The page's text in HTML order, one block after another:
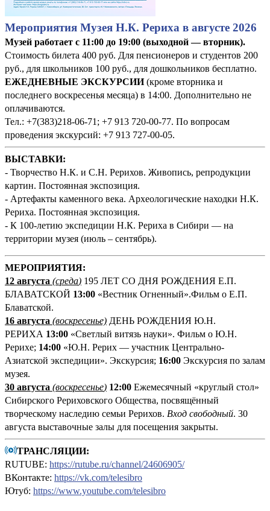
Мероприятия Музея Н.К. Рериха в августе 2026
Музей работает с 11:00 до 19:00 (выходной — вторник).
Стоимость билета 400 руб. Для пенсионеров и студентов 200
руб., для школьников 100 руб., для дошкольников бесплатно.
ЕЖЕДНЕВНЫЕ ЭКСКУРСИИ(кроме вторника и
последнего воскресенья месяца) в 14:00. Дополнительно не
оплачиваются.
Тел.: +7(383)218-06-71; +7 913 720-00-77. По вопросам
проведения экскурсий: +7 913 727-00-05.
ВЫСТАВКИ:
- Творчество Н.К. и С.Н. Рерихов. Живопись, репродукции
картин. Постоянная экспозиция.
- Артефакты каменного века. Археологические находки Н.К.
Рериха. Постоянная экспозиция.
- К 100-летию экспедиции Н.К. Рериха в Сибири — на
территории музея (июль – сентябрь).
МЕРОПРИЯТИЯ:
12 августа (среда) 195 ЛЕТ СО ДНЯ РОЖДЕНИЯ Е.П.
БЛАВАТСКОЙ 13:00 «Вестник Огненный».Фильм о Е.П.
Блаватской.
16 августа (воскресенье) ДЕНЬ РОЖДЕНИЯ Ю.Н.
РЕРИХА 13:00 «Светлый витязь науки». Фильм о Ю.Н.
Рерихе; 14:00 «Ю.Н. Рерих — участник Центрально-
Азиатской экспедиции». Экскурсия; 16:00 Экскурсия по залам
музея.
30 августа (воскресенье) 12:00 Ежемесячный «круглый стол»
Сибирского Рериховского Общества, посвящённый
творческому наследию семьи Рерихов. Вход свободный. 30
августа выставочные залы для посещения закрыты.
ТРАНСЛЯЦИИ:
RUTUBE: https://rutube.ru/channel/24606905/
ВКонтакте: https://vk.com/telesibro
Ютуб: https://www.youtube.com/telesibro